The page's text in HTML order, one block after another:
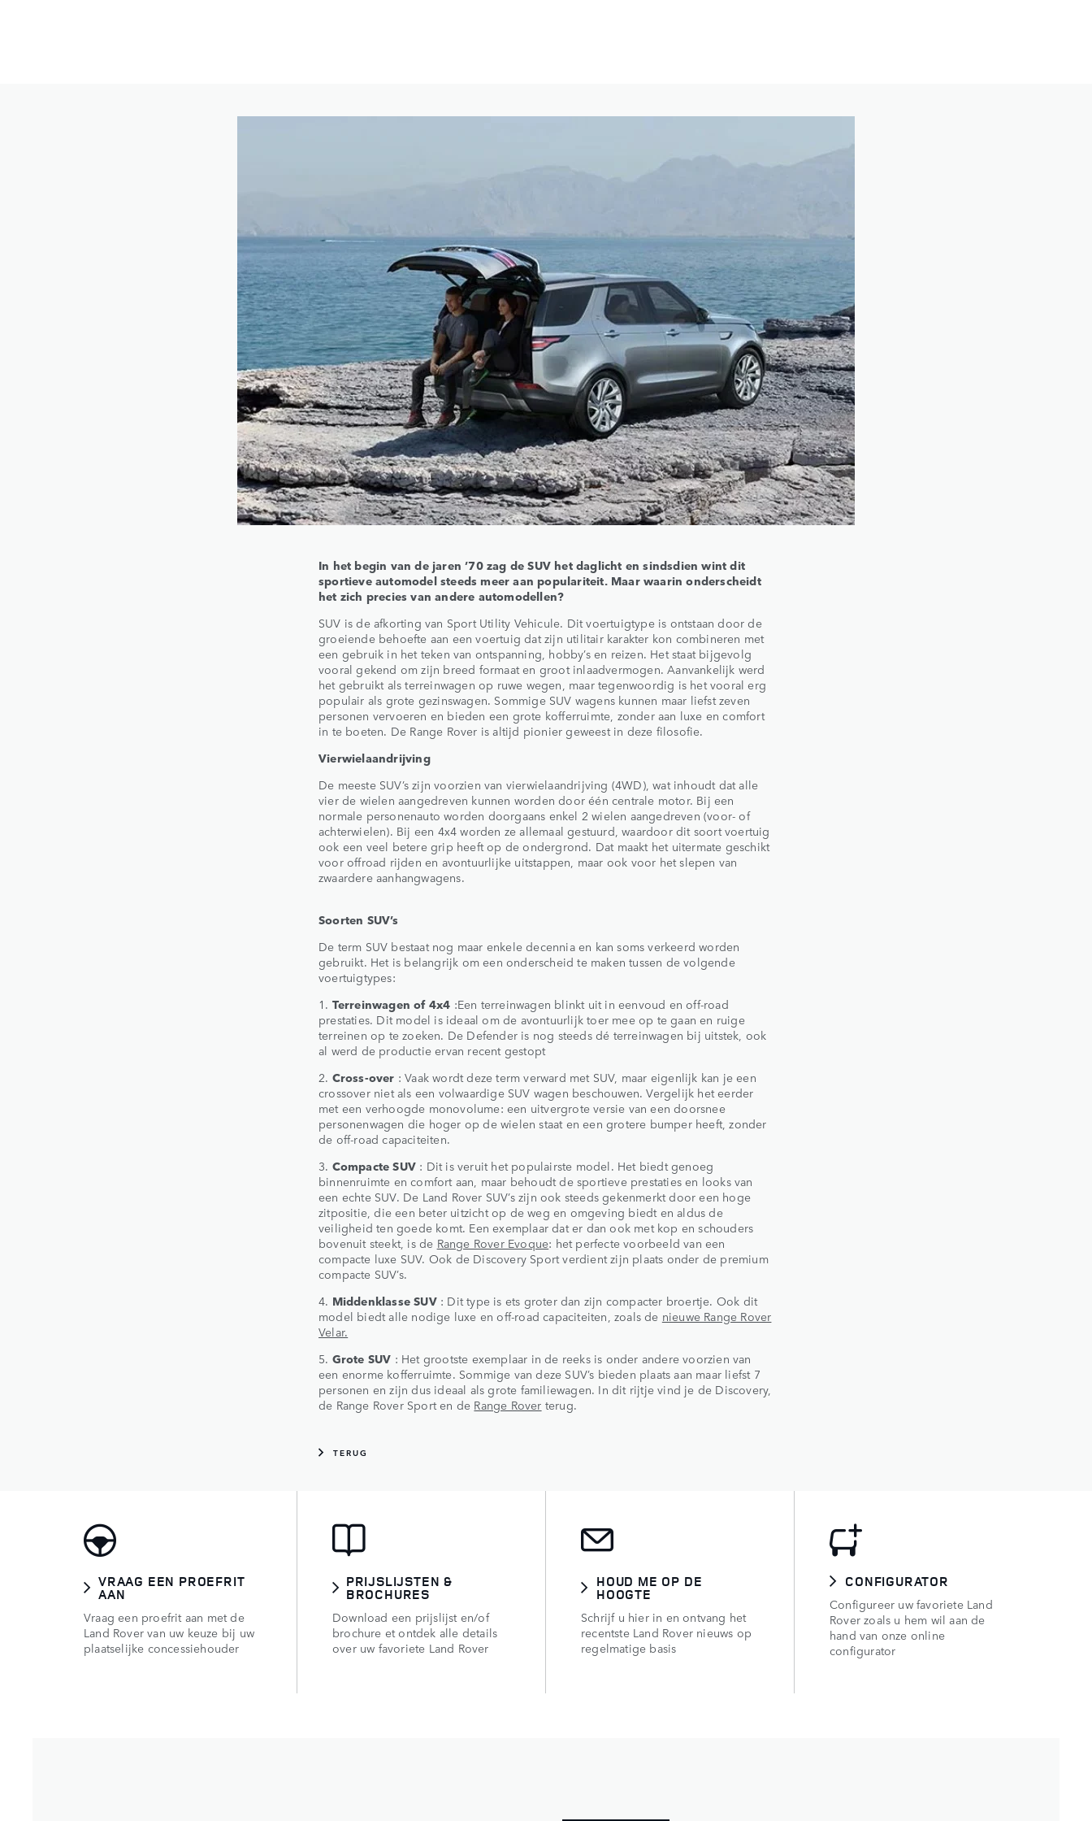
In het begin van de jaren ’70 zag de SUV het daglicht en sindsdien wint dit
sportieve automodel steeds meer aan populariteit. Maar waarin onderscheidt
het zich precies van andere automodellen?
SUV is de afkorting van Sport Utility Vehicule. Dit voertuigtype is ontstaan door de
groeiende behoefte aan een voertuig dat zijn utilitair karakter kon combineren met
een gebruik in het teken van ontspanning, hobby’s en reizen. Het staat bijgevolg
vooral gekend om zijn breed formaat en groot inlaadvermogen. Aanvankelijk werd
het gebruikt als terreinwagen op ruwe wegen, maar tegenwoordig is het vooral erg
populair als grote gezinswagen. Sommige SUV wagens kunnen maar liefst zeven
personen vervoeren en bieden een grote kofferruimte, zonder aan luxe en comfort
in te boeten. De Range Rover is altijd pionier geweest in deze filosofie.
Vierwielaandrijving
De meeste SUV’s zijn voorzien van vierwielaandrijving (4WD), wat inhoudt dat alle
vier de wielen aangedreven kunnen worden door één centrale motor. Bij een
normale personenauto worden doorgaans enkel 2 wielen aangedreven (voor- of
achterwielen). Bij een 4x4 worden ze allemaal gestuurd, waardoor dit soort voertuig
ook een veel betere grip heeft op de ondergrond. Dat maakt het uitermate geschikt
voor offroad rijden en avontuurlijke uitstappen, maar ook voor het slepen van
zwaardere aanhangwagens.
Soorten SUV’s
De term SUV bestaat nog maar enkele decennia en kan soms verkeerd worden
gebruikt. Het is belangrijk om een onderscheid te maken tussen de volgende
voertuigtypes:
1. Terreinwagen of 4x4 :Een terreinwagen blinkt uit in eenvoud en off-road
prestaties. Dit model is ideaal om de avontuurlijk toer mee op te gaan en ruige
terreinen op te zoeken. De Defender is nog steeds dé terreinwagen bij uitstek, ook
al werd de productie ervan recent gestopt
2. Cross-over : Vaak wordt deze term verward met SUV, maar eigenlijk kan je een
crossover niet als een volwaardige SUV wagen beschouwen. Vergelijk het eerder
met een verhoogde monovolume: een uitvergrote versie van een doorsnee
personenwagen die hoger op de wielen staat en een grotere bumper heeft, zonder
de off-road capaciteiten.
3. Compacte SUV : Dit is veruit het populairste model. Het biedt genoeg
binnenruimte en comfort aan, maar behoudt de sportieve prestaties en looks van
een echte SUV. De Land Rover SUV’s zijn ook steeds gekenmerkt door een hoge
zitpositie, die een beter uitzicht op de weg en omgeving biedt en aldus de
veiligheid ten goede komt. Een exemplaar dat er dan ook met kop en schouders
bovenuit steekt, is de Range Rover Evoque: het perfecte voorbeeld van een
compacte luxe SUV. Ook de Discovery Sport verdient zijn plaats onder de premium
compacte SUV’s.
4. Middenklasse SUV: Dit type is ets groter dan zijn compacter broertje. Ook dit
model biedt alle nodige luxe en off-road capaciteiten, zoals de nieuwe Range Rover
Velar.
5. Grote SUV : Het grootste exemplaar in de reeks is onder andere voorzien van
een enorme kofferruimte. Sommige van deze SUV’s bieden plaats aan maar liefst 7
personen en zijn dus ideaal als grote familiewagen. In dit rijtje vind je de Discovery,
de Range Rover Sport en de Range Rover terug.
TERUG
VRAAG EEN PROEFRIT
AAN
Vraag een proefrit aan met de
Land Rover van uw keuze bij uw
plaatselijke concessiehouder
PRIJSLIJSTEN &
BROCHURES
Download een prijslijst en/of
brochure et ontdek alle details
over uw favoriete Land Rover
HOUD ME OP DE
HOOGTE
Schrijf u hier in en ontvang het
recentste Land Rover nieuws op
regelmatige basis
CONFIGURATOR
Configureer uw favoriete Land
Rover zoals u hem wil aan de
hand van onze online
configurator